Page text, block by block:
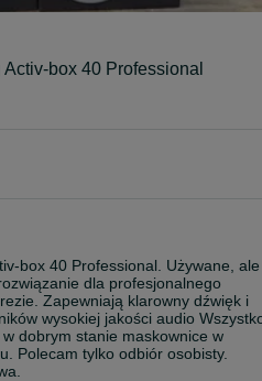
box 40 Professional
box 40 Professional. Używane, ale
dla profesjonalnego
Zapewniają klarowny dźwięk i
wysokiej jakości audio
dobrym stanie maskownice w
Polecam tylko odbiór osobisty.